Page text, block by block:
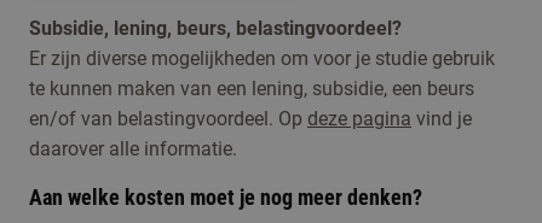
Subsidie, lening, beurs, belastingvoordeel?
Er zijn diverse mogelijkheden om voor je studie gebruik
te kunnen maken van een lening, subsidie, een beurs
en/of van belastingvoordeel. Op deze pagina vind je
daarover alle informatie.
Aan welke kosten moet je nog meer denken?